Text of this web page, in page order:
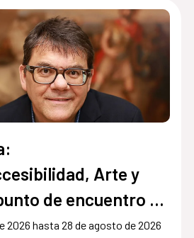
Arte y
de encuentro y
en museos,
2026 hasta 28 de agosto de 2026